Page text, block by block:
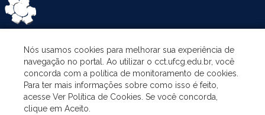
ASSUNTOS
O PROGRAMA
Nós usamos cookies para melhorar sua experiência de
navegação no portal. Ao utilizar o cct.ufcg.edu.br, você
concorda com a política de monitoramento de cookies.
Para ter mais informações sobre como isso é feito,
acesse Ver Política de Cookies. Se você concorda,
clique em Aceito.